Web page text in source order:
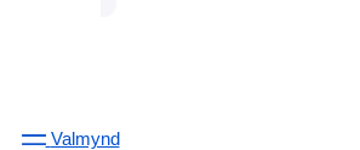
Valmynd